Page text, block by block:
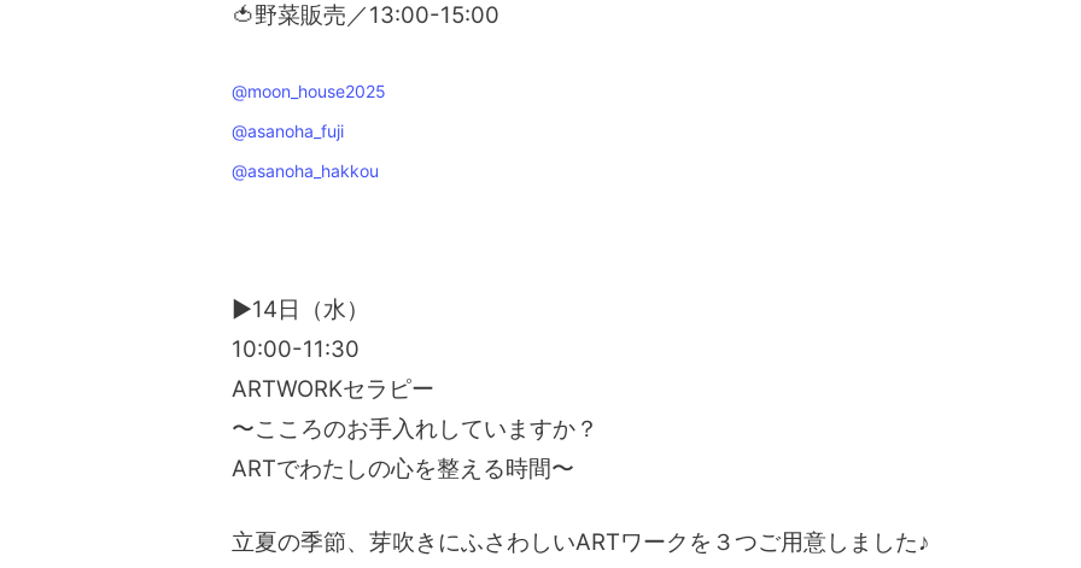
🍅野菜販売／13:00-15:00
@moon_house2025
@asanoha_fuji
@asanoha_hakkou
▶14日（水）
10:00-11:30
ARTWORKセラピー
〜こころのお手入れしていますか？
ARTでわたしの心を整える時間〜
立夏の季節、芽吹きにふさわしいARTワークを３つご用意しました♪